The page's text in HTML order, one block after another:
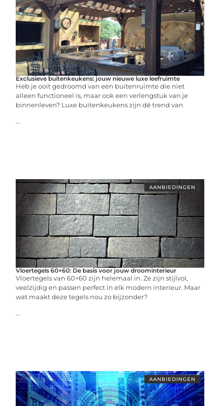
Exclusieve buitenkeukens: jouw nieuwe luxe leefruimte
Heb je ooit gedroomd van een buitenruimte die niet
alleen functioneel is, maar ook een verlengstuk van je
binnenleven? Luxe buitenkeukens zijn dé trend van
...
AANBIEDINGEN
Vloertegels 60×60: De basis voor jouw droominterieur
Vloertegels van 60×60 zijn helemaal in. Ze zijn stijlvol,
veelzijdig en passen perfect in elk modern interieur. Maar
wat maakt deze tegels nou zo bijzonder?
...
AANBIEDINGEN